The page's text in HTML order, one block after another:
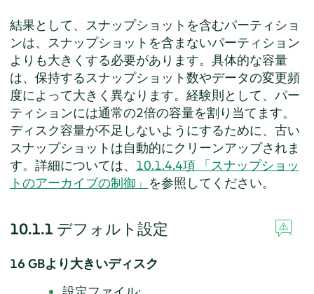
結果として、スナップショットを含むパーティショ
ンは、スナップショットを含まないパーティション
よりも大きくする必要があります。具体的な容量
は、保持するスナップショット数やデータの変更頻
度によって大きく異なります。経験則として、パー
ティションには通常の2倍の容量を割り当てます。
ディスク容量が不足しないようにするために、古い
スナップショットは自動的にクリーンアップされま
す。詳細については、 10.1.4.4項 「スナップショッ
トのアーカイブの制御」 を参照してください。
10.1.1 デフォルト設定
16 GBより大きいディスク